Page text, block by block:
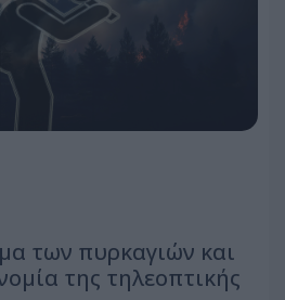
των πυρκαγιών και
της τηλεοπτικής